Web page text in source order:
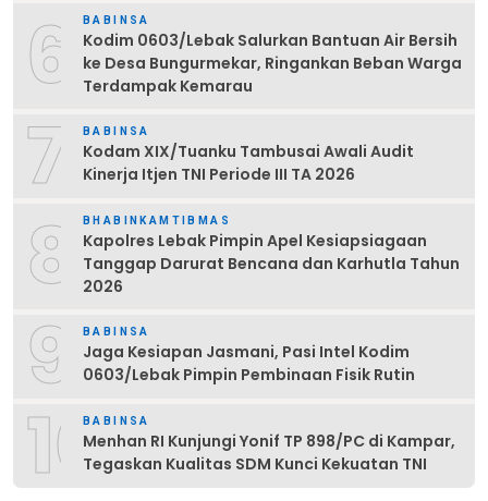
6 BABINSA
Kodim 0603/Lebak Salurkan Bantuan Air Bersih
ke Desa Bungurmekar, Ringankan Beban Warga
Terdampak Kemarau
7 BABINSA
Kodam XIX/Tuanku Tambusai Awali Audit
Kinerja Itjen TNI Periode III TA 2026
8 BHABINKAMTIBMAS
Kapolres Lebak Pimpin Apel Kesiapsiagaan
Tanggap Darurat Bencana dan Karhutla Tahun
2026
9 BABINSA
Jaga Kesiapan Jasmani, Pasi Intel Kodim
0603/Lebak Pimpin Pembinaan Fisik Rutin
10BABINSA
Menhan RI Kunjungi Yonif TP 898/PC di Kampar,
Tegaskan Kualitas SDM Kunci Kekuatan TNI